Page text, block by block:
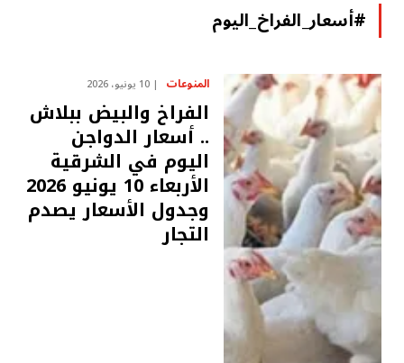
#أسعار_الفراخ_اليوم
المنوعات 10 يونيو، 2026
الفراخ والبيض ببلاش
.. أسعار الدواجن
اليوم في الشرقية
الأربعاء 10 يونيو 2026
وجدول الأسعار يصدم
التجار